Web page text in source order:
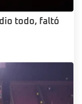
todo, faltó